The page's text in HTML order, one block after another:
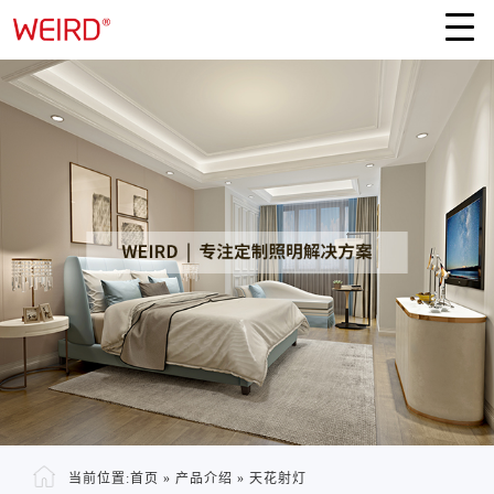
当前位置:首页 » 产品介绍 » 天花射灯